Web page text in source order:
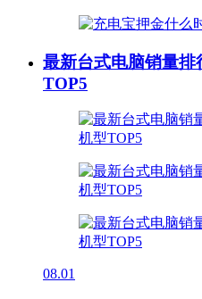
最新台式电脑销量排
TOP5
08.01